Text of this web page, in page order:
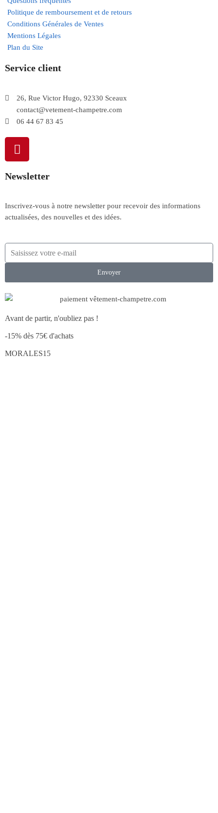
Politique de remboursement et de retours
Conditions Générales de Ventes
Mentions Légales
Plan du Site
Service client
26, Rue Victor Hugo, 92330 Sceaux
contact@vetement-champetre.com
06 44 67 83 45
Newsletter
Inscrivez-vous à notre newsletter pour recevoir des informations
actualisées, des nouvelles et des idées.
Envoyer
Avant de partir, n'oubliez pas !
-15% dès 75€ d'achats
MORALES15